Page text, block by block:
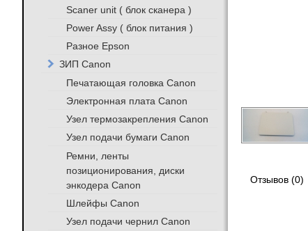
Отзывов (0)
Scaner unit ( блок сканера )
Power Assy ( блок питания )
Разное Epson
ЗИП Canon
Печатающая головка Canon
Электронная плата Canon
Узел термозакрепления Canon
Узел подачи бумаги Canon
Ремни, ленты
позиционирования, диски
энкодера Canon
Шлейфы Canon
Узел подачи чернил Canon